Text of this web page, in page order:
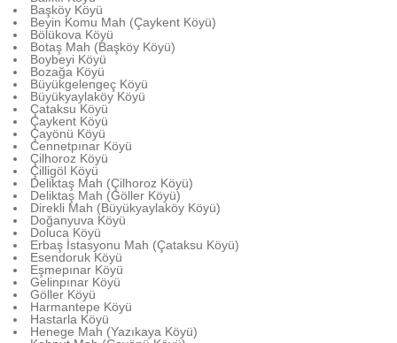
Başköy Köyü
Beyin Komu Mah (Çaykent Köyü)
Bölükova Köyü
Botaş Mah (Başköy Köyü)
Boybeyi Köyü
Bozağa Köyü
Büyükgelengeç Köyü
Büyükyaylaköy Köyü
Çataksu Köyü
Çaykent Köyü
Çayönü Köyü
Cennetpınar Köyü
Çilhoroz Köyü
Çilligöl Köyü
Deliktaş Mah (Çilhoroz Köyü)
Deliktaş Mah (Göller Köyü)
Direkli Mah (Büyükyaylaköy Köyü)
Doğanyuva Köyü
Doluca Köyü
Erbaş İstasyonu Mah (Çataksu Köyü)
Esendoruk Köyü
Eşmepınar Köyü
Gelinpınar Köyü
Göller Köyü
Harmantepe Köyü
Hastarla Köyü
Henege Mah (Yazıkaya Köyü)